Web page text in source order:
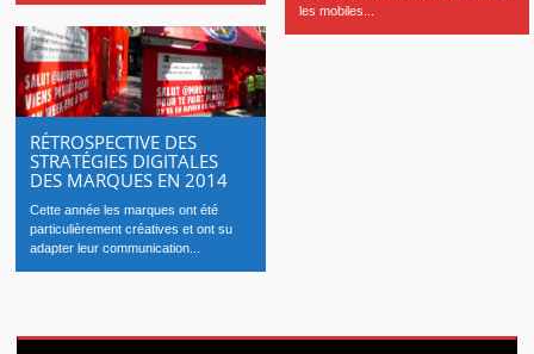
les mobiles...
RÉTROSPECTIVE DES
STRATÉGIES DIGITALES
DES MARQUES EN 2014
Cette année les marques ont été
particulièrement créatives et ont su
adapter leur communication...